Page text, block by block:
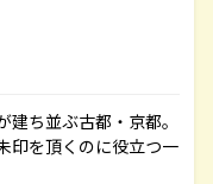
ち並ぶ古都・京都。
印を頂くのに役立つ一